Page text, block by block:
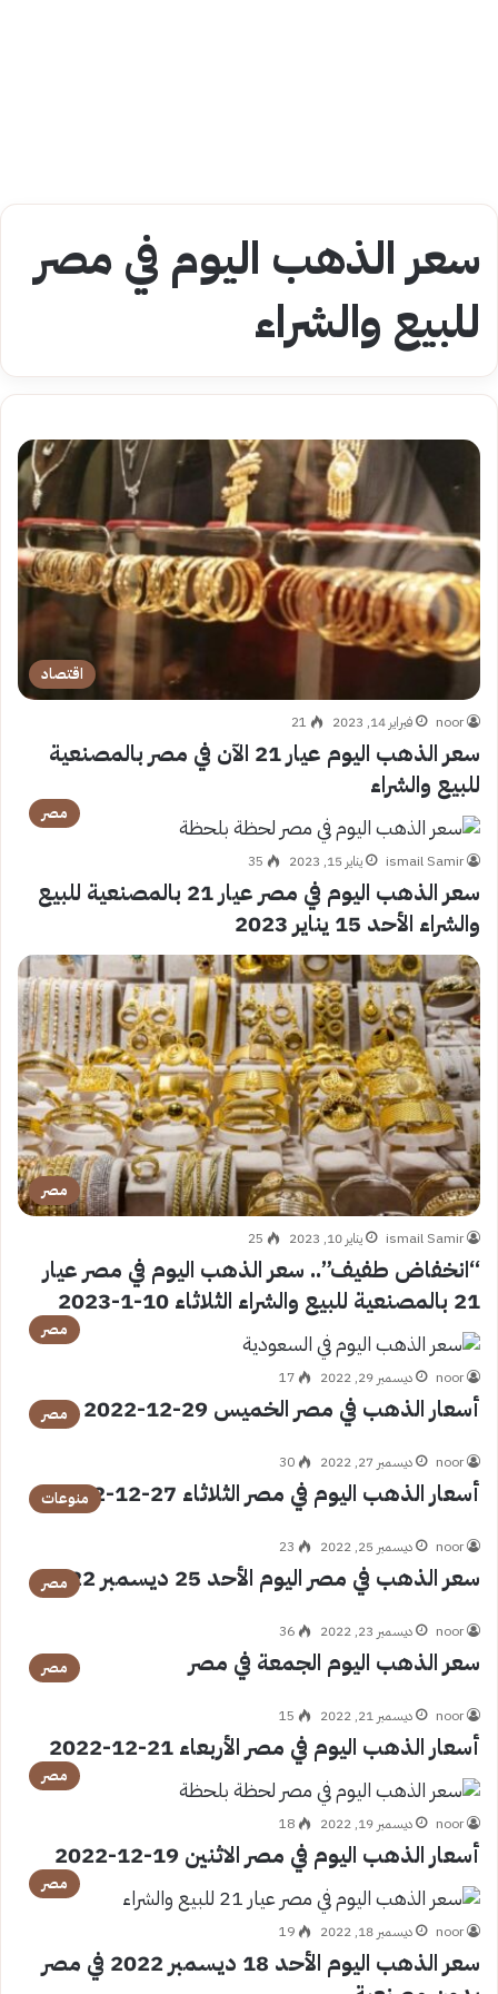
سعر الذهب اليوم في مصر
للبيع والشراء
اقتصاد
noor فبراير 14, 2023 21
سعر الذهب اليوم عيار 21 الآن في مصر بالمصنعية
للبيع والشراء
مصر
ismail Samir يناير 15, 2023 35
سعر الذهب اليوم في مصر عيار 21 بالمصنعية للبيع
والشراء الأحد 15 يناير 2023
مصر
ismail Samir يناير 10, 2023 25
“انخفاض طفيف”.. سعر الذهب اليوم في مصر عيار
21 بالمصنعية للبيع والشراء الثلاثاء 10-1-2023
مصر
noor ديسمبر 29, 2022 17
أسعار الذهب في مصر الخميس 29-12-2022 مصر
noor ديسمبر 27, 2022 30
أسعار الذهب اليوم في مصر الثلاثاء 27-12-2022 منوعات
noor ديسمبر 25, 2022 23
سعر الذهب في مصر اليوم الأحد 25 ديسمبر 2022 مصر
noor ديسمبر 23, 2022 36
سعر الذهب اليوم الجمعة في مصر مصر
noor ديسمبر 21, 2022 15
أسعار الذهب اليوم في مصر الأربعاء 21-12-2022
مصر
noor ديسمبر 19, 2022 18
أسعار الذهب اليوم في مصر الاثنين 19-12-2022
مصر
noor ديسمبر 18, 2022 19
سعر الذهب اليوم الأحد 18 ديسمبر 2022 في مصر